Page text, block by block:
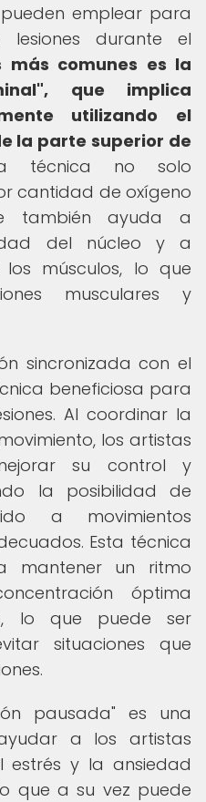
emplear para
durante el
más comunes es la
que implica
utilizando el
la parte superior de
técnica no solo
cantidad de oxígeno
también ayuda a
del núcleo y a
músculos, lo que
musculares y
sincronizada con el
beneficiosa para
Al coordinar la
los artistas
su control y
la posibilidad de
a movimientos
Esta técnica
mantener un ritmo
óptima
lo que puede ser
situaciones que
pausada" es una
a los artistas
estrés y la ansiedad
que a su vez puede